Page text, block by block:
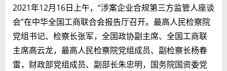
2021年12月16日上午，“涉案企业合规第三方监管人座谈
会”在中华全国工商联合会报告厅召开。最高人民检察院
党组书记、检察长张军，全国政协副主席、全国工商联
主席高云龙，最高人民检察院党组成员、副检察长杨春
雷，财政部党组成员、副部长朱忠明，国务院国资委党